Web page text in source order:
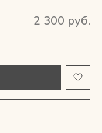
2 300 руб.